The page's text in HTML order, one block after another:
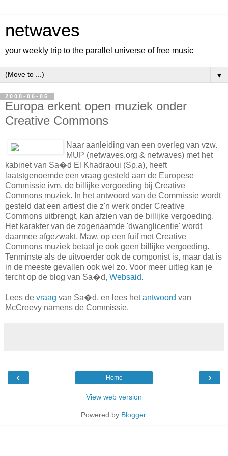
netwaves
your weekly trip to the parallel universe of free music
▼
2008-06-05
Europa erkent open muziek onder
Creative Commons
Naar aanleiding van een overleg van vzw.
MUP (netwaves.org & netwaves) met het
kabinet van Sa�d El Khadraoui (Sp.a), heeft
laatstgenoemde een vraag gesteld aan de Europese
Commissie ivm. de billijke vergoeding bij Creative
Commons muziek. In het antwoord van de Commissie wordt
gesteld dat een artiest die z'n werk onder Creative
Commons uitbrengt, kan afzien van de billijke vergoeding.
Het karakter van de zogenaamde 'dwanglicentie' wordt
daarmee afgezwakt. Maw. op een fuif met Creative
Commons muziek betaal je ook geen billijke vergoeding.
Tenminste als de uitvoerder ook de componist is, maar dat is
in de meeste gevallen ook wel zo. Voor meer uitleg kan je
tercht op de blog van Sa�d, Websaid.
Lees de vraag van Sa�d, en lees hetantwoord van
McCreevy namens de Commissie.
‹ ›
Home
View web version
Powered by Blogger.